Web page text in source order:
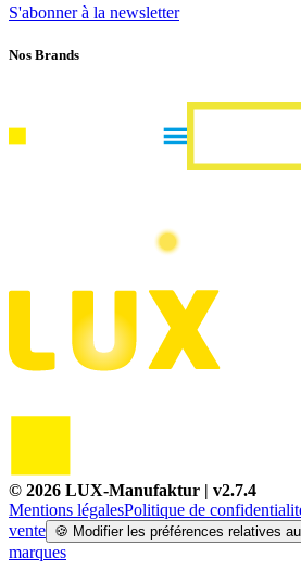
S'abonner à la newsletter
Nos Brands
© 2026 LUX-Manufaktur | v2.7.4
Mentions légalesPolitique de
vente 🍪 Modifier les préférences relatives
marques